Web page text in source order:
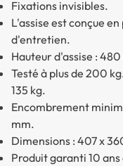
Fixations invisibles.
L'assise est conçue
d'entretien.
Hauteur d'assise :
Testé à plus de 200
135 kg.
Encombrement
mm.
Dimensions : 407 x
Produit garanti 10